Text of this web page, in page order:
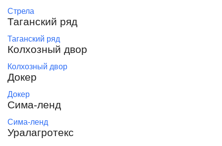
Стрела
Таганский ряд
Таганский ряд
Колхозный двор
Колхозный двор
Докер
Докер
Сима-ленд
Сима-ленд
Уралагротекс